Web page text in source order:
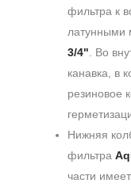
фильтра к
латунными
3/4" . Во
канавка, в
резиновое
Нижняя
фильтра
части